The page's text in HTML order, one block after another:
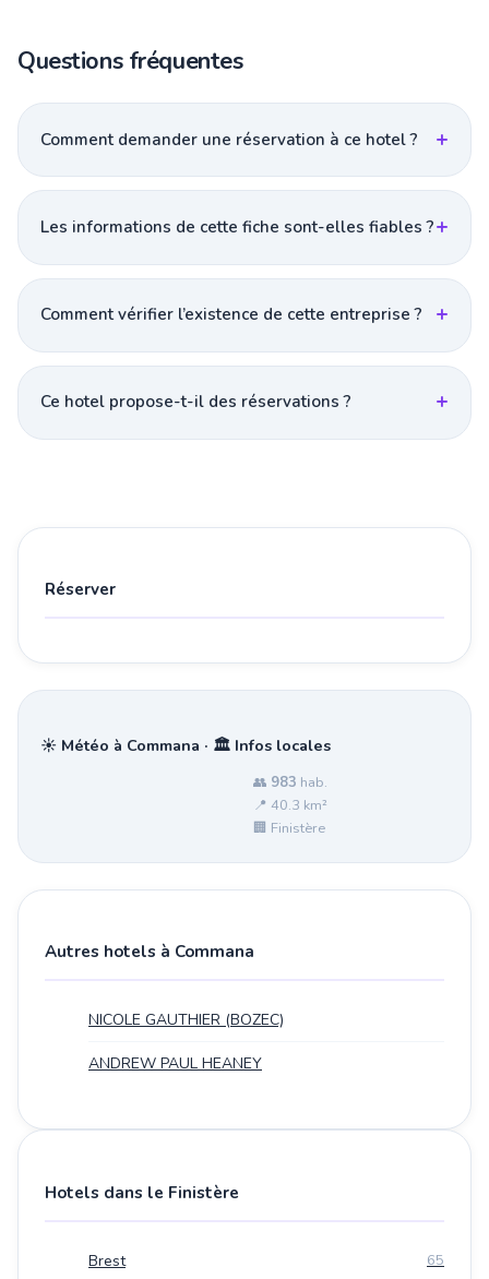
Questions fréquentes
Comment demander une réservation à ce hotel ?
Les informations de cette fiche sont-elles fiables ?
Comment vérifier l’existence de cette entreprise ?
Ce hotel propose-t-il des réservations ?
Réserver
☀️ Météo à Commana · 🏛️ Infos locales
👥 983 hab.
📍 40.3 km²
🏢 Finistère
Autres hotels à Commana
NICOLE GAUTHIER (BOZEC)
ANDREW PAUL HEANEY
Hotels dans le Finistère
Brest 65